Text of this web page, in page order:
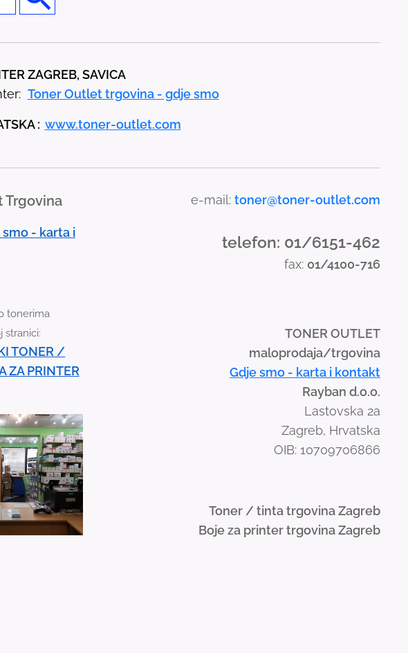
t
u
p
d
w
w
s
o
s
e
l
e
c
ZAGREB, SAVICA
Toner Outlet trgovina - gdje smo
: www.toner-outlet.com
Trgovina
smo - karta i
tonerima
stranici:
TONER /
ZA PRINTER
e-mail: toner@toner-outlet.com
telefon: 01/6151-462
fax: 01/4100-716
TONER OUTLET
maloprodaja/trgovina
Gdje smo - karta i kontakt
Rayban d.o.o.
Lastovska 2a
Zagreb, Hrvatska
OIB: 10709706866
Toner / tinta trgovina Zagreb
Boje za printer trgovina Zagreb